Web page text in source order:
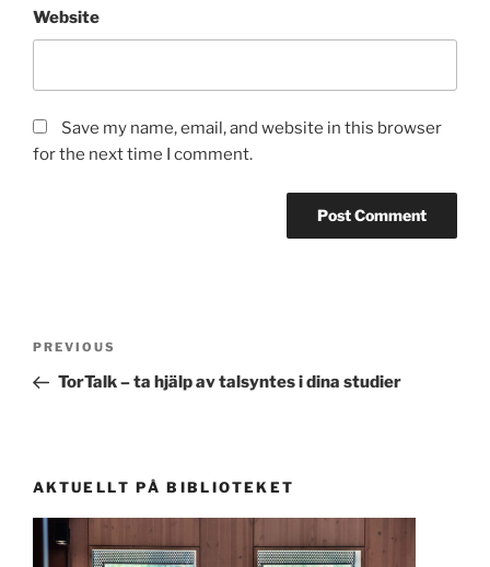
Website
Save my name, email, and website in this browser
for the next time I comment.
Previous
Post
PREVIOUS
TorTalk – ta hjälp av talsyntes i dina studier
AKTUELLT PÅ BIBLIOTEKET